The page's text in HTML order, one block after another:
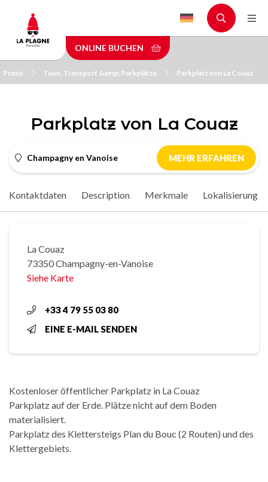
main
content
ONLINE BUCHEN
Praxis Taxis, Transport &amp; Parkplätze Parkplatz von La Couaz
Parkplatz von La Couaz
Champagny en Vanoise MEHR ERFAHREN
Kontaktdaten Description Merkmale Lokalisierung
La Couaz
73350 Champagny-en-Vanoise
Siehe Karte
+33 4 79 55 03 80
EINE E-MAIL SENDEN
Kostenloser öffentlicher Parkplatz in La Couaz
Parkplatz auf der Erde. Plätze nicht auf dem Boden
materialisiert.
Parkplatz des Klettersteigs Plan du Bouc (2 Routen) und des
Klettergebiets.